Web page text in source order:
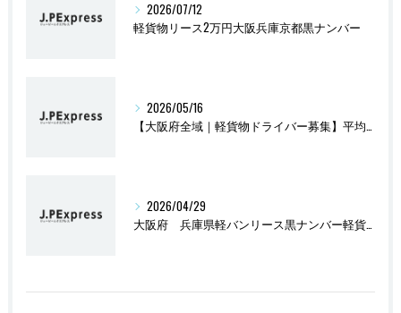
2026/07/12
軽貨物リース2万円大阪兵庫京都黒ナンバー
2026/05/16
【大阪府全域｜軽貨物ドライバー募集】平均報酬47万円
2026/04/29
大阪府 兵庫県軽バンリース黒ナンバー軽貨物2万円